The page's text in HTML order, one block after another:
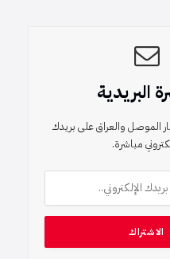
البريدية
الموصل والعراق على بريدك
مباشرة.